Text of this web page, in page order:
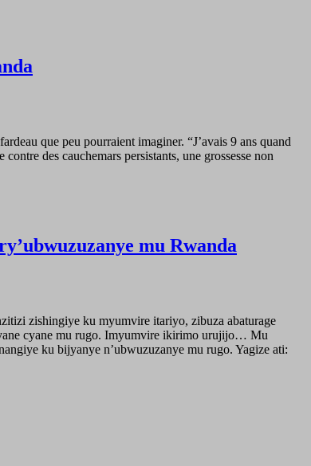
que peu pourraient imaginer. “J’avais 9 ans quand
des cauchemars persistants, une grossesse non
mu Rwanda
zishingiye ku myumvire itariyo, zibuza abaturage
cyane mu rugo. Imyumvire ikirimo urujijo… Mu
ku bijyanye n’ubwuzuzanye mu rugo. Yagize ati: